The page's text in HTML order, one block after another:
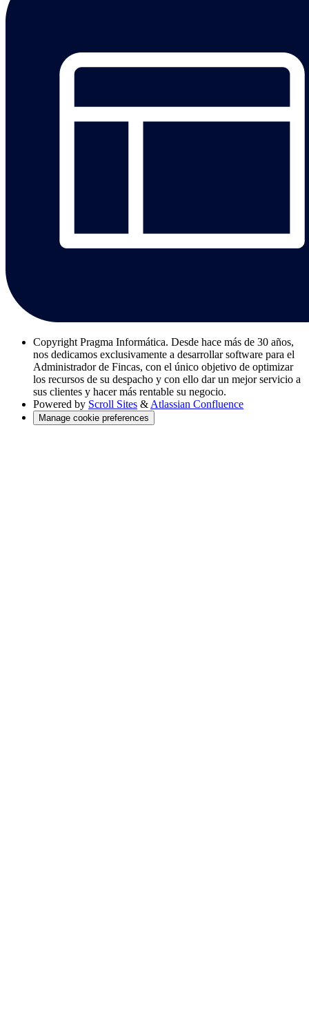
Copyright Pragma Informática. Desde hace más de 30 años,
nos dedicamos exclusivamente a desarrollar software para el
Administrador de Fincas, con el único objetivo de optimizar
los recursos de su despacho y con ello dar un mejor servicio a
sus clientes y hacer más rentable su negocio.
Powered by Scroll Sites & Atlassian Confluence
Manage cookie preferences